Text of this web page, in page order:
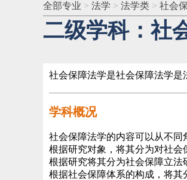
全部专业 > 法学 > 法学类 > 社会
二级学科：社
社会保障法学是社会保障法学是
学科概况
社会保障法学的内容可以从不同
根据研究对象，将其分为对社会
根据研究将其分为社会保障立法
根据社会保障体系的构成，将其